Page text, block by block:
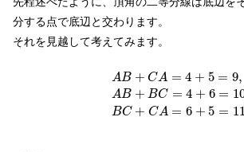
分する点で底辺と交わります。
それを見越して考えてみます。
AB + CA = 4 + 5 = 9,
AB + BC = 4 + 6 =
BC + CA = 6 + 5 = 11
B +CA =4+ 9 A B C